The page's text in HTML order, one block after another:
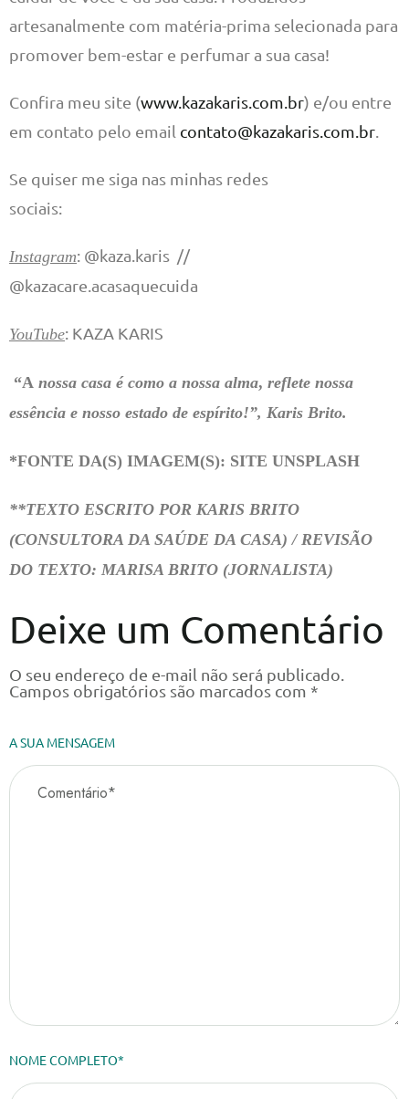
artesanalmente com matéria-prima selecionada para
promover bem-estar e perfumar a sua casa!
Confira meu site (www.kazakaris.com.br) e/ou entre
em contato pelo email contato@kazakaris.com.br
Se quiser me siga nas minhas redes
sociais:
Instagram: @kaza.karis //
@kazacare.acasaquecuida
YouTube: KAZA KARIS
“A nossa casa é como a nossa alma, reflete nossa
essência e nosso estado de espírito!”, Karis Brito.
*FONTE DA(S) IMAGEM(S): SITE UNSPLASH
**TEXTO ESCRITO POR KARIS BRITO
(CONSULTORA DA SAÚDE DA CASA) / REVISÃO
DO TEXTO: MARISA BRITO (JORNALISTA)
Deixe um Comentário
O seu endereço de e-mail não será publicado.
Campos obrigatórios são marcados com *
A SUA MENSAGEM
NOME COMPLETO*